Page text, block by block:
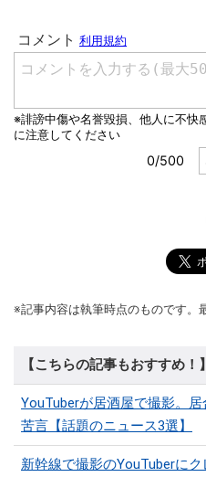
※記事内容は執筆時点のものです。
【こちらの記事もおすすめ！】
YouTuberが居酒屋で撮影。
苦言【話題のニュース3選】
新幹線で撮影のYouTuberに